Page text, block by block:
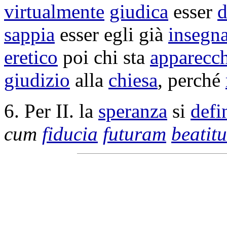
virtualmente giudica esser
sappia esser egli già
eretico poi chi sta
giudizio alla chiesa, perché
6. Per II. la speranza si
cum fiducia futuram